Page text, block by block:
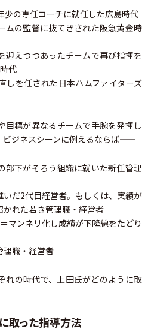
の専任コーチに就任した広島時代
の監督に抜てきされた阪急黄金時
えつつあったチームで再び指揮を
代
を任された日本ハムファイターズ
標が異なるチームで手腕を発揮し
ジネスシーンに例えるならば――
下がそろう組織に就いた新任管理
だ2代目経営者。もしくは、実績が
れた若き管理職・経営者
マンネリ化し成績が下降線をたどり
職・経営者
の時代で、上田氏がどのように取
取った指導方法